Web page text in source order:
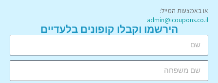
או באמצעות המייל:
admin@icoupons.co.il
הירשמו וקבלו קופונים בלעדיים